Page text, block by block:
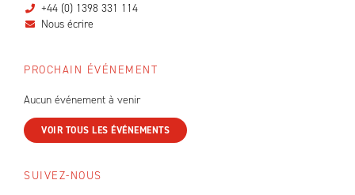
+44 (0) 1398 331 114
Nous écrire
PROCHAIN ÉVÉNEMENT
Aucun événement à venir
VOIR TOUS LES ÉVÉNEMENTS
SUIVEZ-NOUS